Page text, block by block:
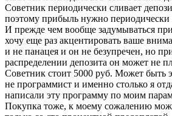
Советник периодически сливает
поэтому прибыль нужно периодически
И прежде чем вообще задумываться
хочу еще раз акцентировать ваше
и не панацея и он не безупречен, но
распределении депозита он может не
Советник стоит 5000 руб. Может быть
не программист и именно столько я
написали эту программу по моим
Покупка тоже, к моему сожалению